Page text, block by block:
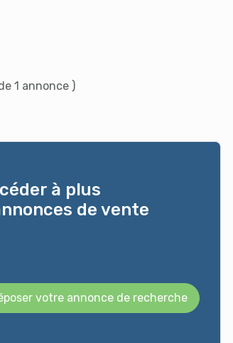
1 annonce )
à plus
de vente
votre annonce de recherche